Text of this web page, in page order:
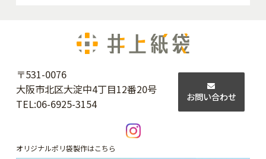
〒531-0076
大阪市北区大淀中4丁目12番20号
TEL:06-6925-3154
お問い合わせ
オリジナルポリ袋製作はこちら